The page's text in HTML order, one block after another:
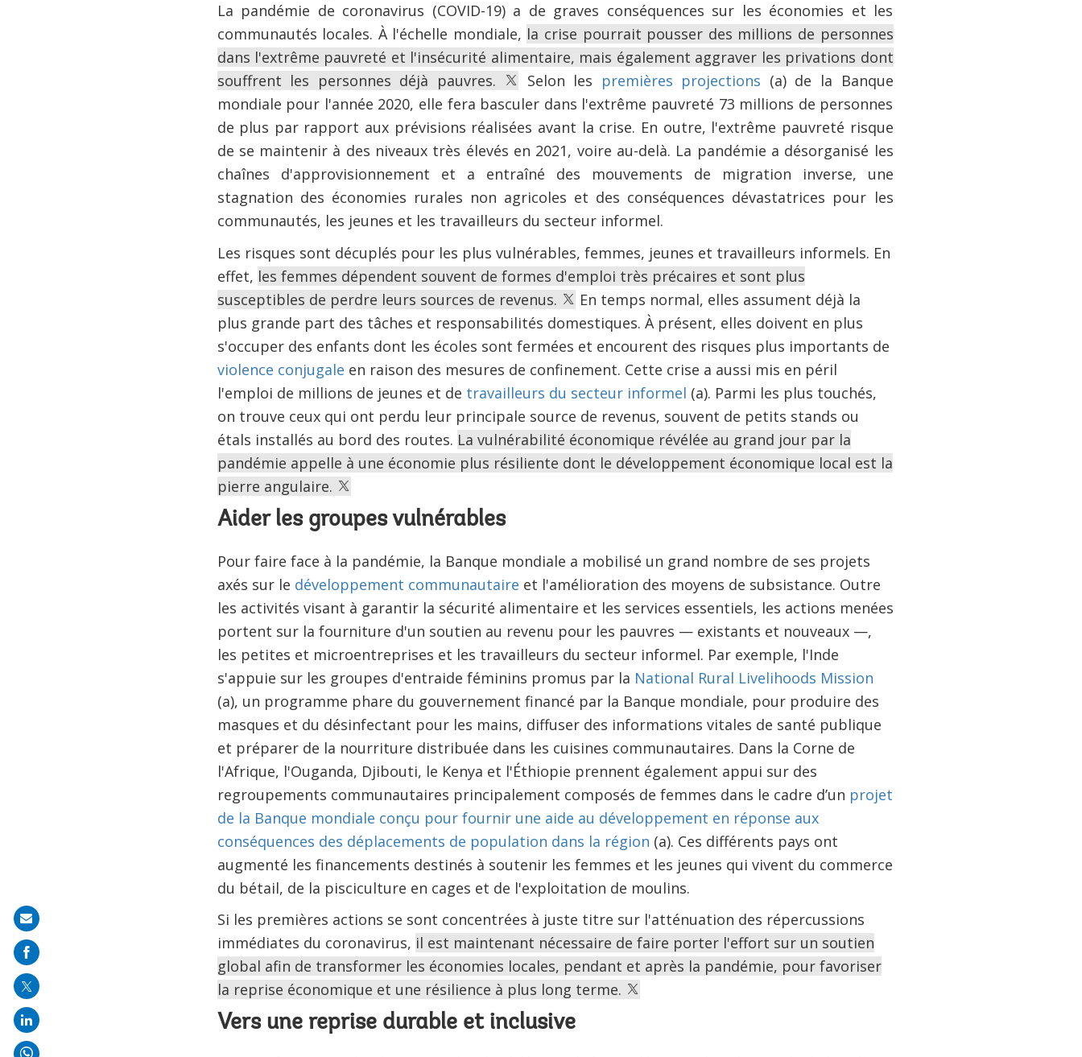
La pandémie de coronavirus (COVID-19) a de graves conséquences sur les économies et les
communautés locales. À l'échelle mondiale, la crise pourrait pousser des millions de personnes
dans l'extrême pauvreté et l'insécurité alimentaire, mais également aggraver les privations dont
souffrent les personnes déjà pauvres.
Selon les premières projections (a) de la Banque
mondiale pour l'année 2020, elle fera basculer dans l'extrême pauvreté 73 millions de personnes
de plus par rapport aux prévisions réalisées avant la crise. En outre, l'extrême pauvreté risque
de se maintenir à des niveaux très élevés en 2021, voire au-delà. La pandémie a désorganisé les
chaînes d'approvisionnement et a entraîné des mouvements de migration inverse, une
stagnation des économies rurales non agricoles et des conséquences dévastatrices pour les
communautés, les jeunes et les travailleurs du secteur informel.
Les risques sont décuplés pour les plus vulnérables, femmes, jeunes et travailleurs informels. En
effet, les femmes dépendent souvent de formes d'emploi très précaires et sont plus
susceptibles de perdre leurs sources de revenus.
En temps normal, elles assument déjà la
plus grande part des tâches et responsabilités domestiques. À présent, elles doivent en plus
s'occuper des enfants dont les écoles sont fermées et encourent des risques plus importants de
violence conjugale en raison des mesures de confinement. Cette crise a aussi mis en péril
l'emploi de millions de jeunes et de travailleurs du secteur informel (a). Parmi les plus touchés,
on trouve ceux qui ont perdu leur principale source de revenus, souvent de petits stands ou
étals installés au bord des routes. La vulnérabilité économique révélée au grand jour par la
pandémie appelle à une économie plus résiliente dont le développement économique local est la
pierre angulaire.
Aider les groupes vulnérables
Pour faire face à la pandémie, la Banque mondiale a mobilisé un grand nombre de ses projets
axés sur le développement communautaire et l'amélioration des moyens de subsistance. Outre
les activités visant à garantir la sécurité alimentaire et les services essentiels, les actions menées
portent sur la fourniture d'un soutien au revenu pour les pauvres — existants et nouveaux —,
les petites et microentreprises et les travailleurs du secteur informel. Par exemple, l'Inde
s'appuie sur les groupes d'entraide féminins promus par la National Rural Livelihoods Mission
(a), un programme phare du gouvernement financé par la Banque mondiale, pour produire des
masques et du désinfectant pour les mains, diffuser des informations vitales de santé publique
et préparer de la nourriture distribuée dans les cuisines communautaires. Dans la Corne de
l'Afrique, l'Ouganda, Djibouti, le Kenya et l'Éthiopie prennent également appui sur des
regroupements communautaires principalement composés de femmes dans le cadre d’un projet
de la Banque mondiale conçu pour fournir une aide au développement en réponse aux
conséquences des déplacements de population dans la région (a). Ces différents pays ont
augmenté les financements destinés à soutenir les femmes et les jeunes qui vivent du commerce
du bétail, de la pisciculture en cages et de l'exploitation de moulins.
Si les premières actions se sont concentrées à juste titre sur l'atténuation des répercussions
immédiates du coronavirus, il est maintenant nécessaire de faire porter l'effort sur un soutien
global afin de transformer les économies locales, pendant et après la pandémie, pour favoriser
la reprise économique et une résilience à plus long terme.
Vers une reprise durable et inclusive
Share
on
mail